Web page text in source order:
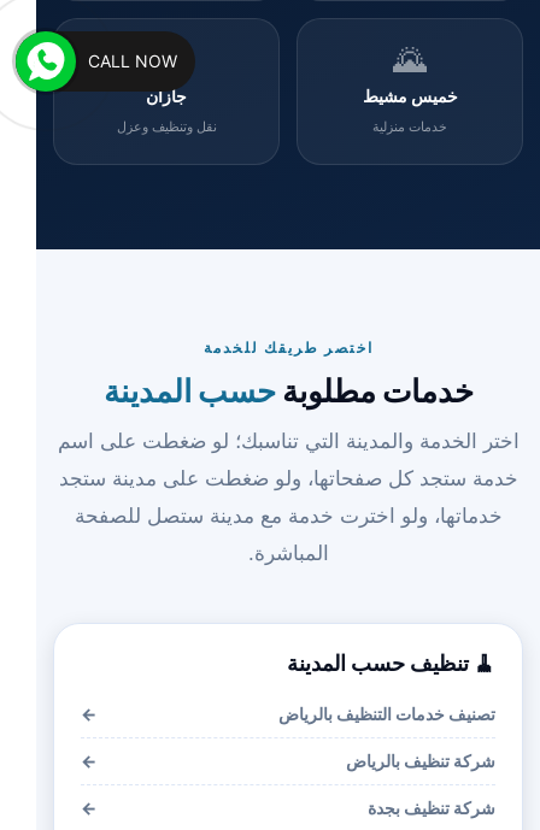
🌄
خميس مشيط
خدمات منزلية
🌊
جازان
نقل وتنظيف وعزل
اختصر طريقك للخدمة
خدمات مطلوبةحسب المدينة
اختر الخدمة والمدينة التي تناسبك؛ لو ضغطت على اسم
خدمة ستجد كل صفحاتها، ولو ضغطت على مدينة ستجد
خدماتها، ولو اخترت خدمة مع مدينة ستصل للصفحة
المباشرة.
🧹 تنظيف حسب المدينة
تصنيف خدمات التنظيف بالرياض ←
شركة تنظيف بالرياض ←
شركة تنظيف بجدة ←
CALL NOW